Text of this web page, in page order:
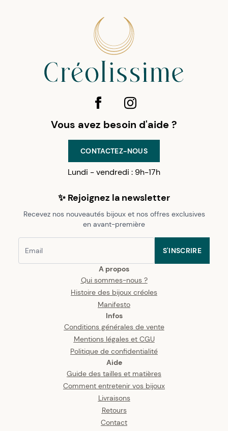
A propos
Qui sommes-nous ?
Histoire des bijoux créoles
Manifesto
Infos
Conditions générales de vente
Mentions légales et CGU
Politique de confidentialité
Aide
Guide des tailles et matières
Comment entretenir vos bijoux
Livraisons
Retours
Contact
Vous avez besoin d'aide ?
CONTACTEZ-NOUS
Lundi - vendredi : 9h-17h
✨ Rejoignez la newsletter
Recevez nos nouveautés bijoux et nos offres exclusives
en avant-première
S'INSCRIRE